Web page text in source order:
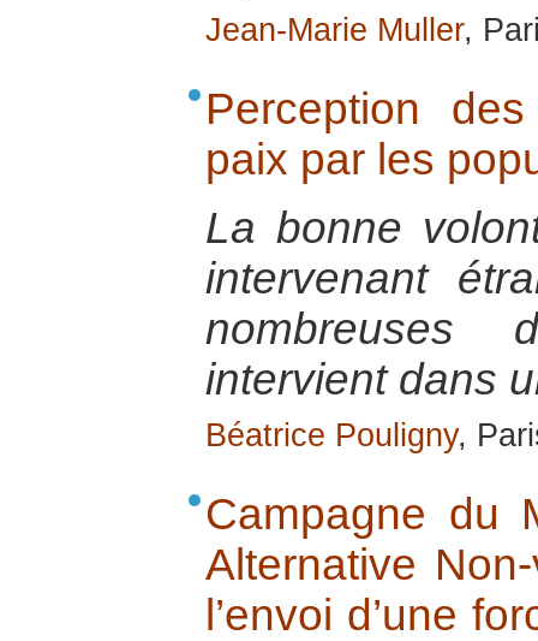
Jean-Marie Muller,
Perception
paix par les
La bonne
intervenant
nombreuses
intervient dans
Béatrice Pouligny,
Campagne du
Alternative
l’envoi d’une